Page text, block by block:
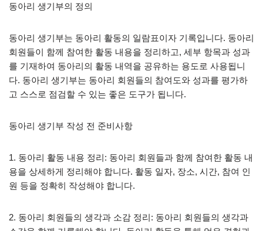
동아리 생기부의 정의
동아리 생기부는 동아리 활동의 일람표이자 기록입니다. 동아리
회원들이 함께 참여한 활동 내용을 정리하고, 세부 항목과 성과
를 기재하여 동아리의 활동 내역을 공유하는 용도로 사용됩니
다. 동아리 생기부는 동아리 회원들의 참여도와 성과를 평가하
고 스스로 점검할 수 있는 좋은 도구가 됩니다.
동아리 생기부 작성 전 준비사항
1. 동아리 활동 내용 정리: 동아리 회원들과 함께 참여한 활동 내
용을 상세하게 정리해야 합니다. 활동 일자, 장소, 시간, 참여 인
원 등을 정확히 작성해야 합니다.
2. 동아리 회원들의 생각과 소감 정리: 동아리 회원들의 생각과